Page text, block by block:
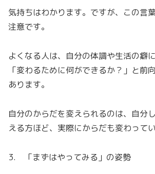
気持ちはわかります。ですが、この言
注意です。
よくなる人は、自分の体調や生活の癖
「変わるために何ができるか？」と前
あります。
自分のからだを変えられるのは、自分
える方ほど、実際にからだも変わってい
3. 「まずはやってみる」の姿勢